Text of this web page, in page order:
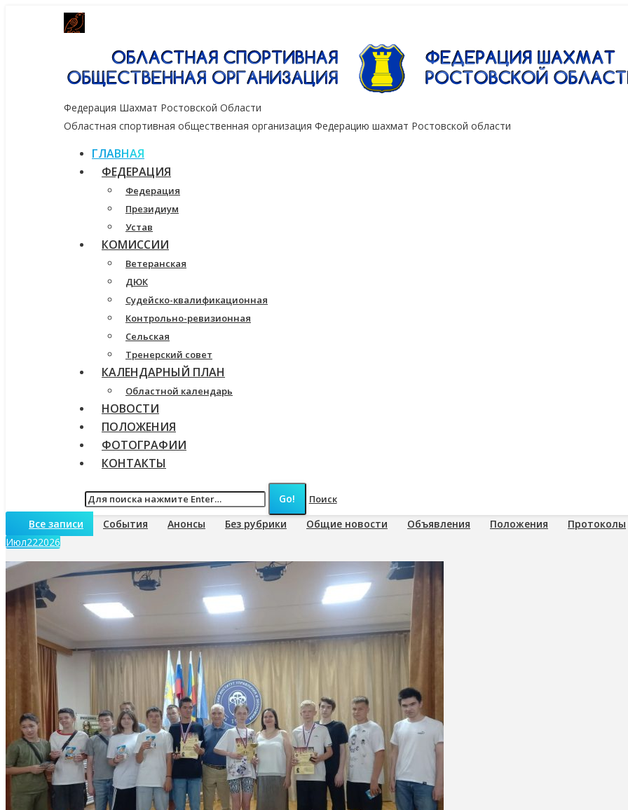
Федерация Шахмат Ростовской Области
Областная спортивная общественная организация Федерацию шахмат Ростовской области
ГЛАВНАЯ
ФЕДЕРАЦИЯ
Федерация
Президиум
Устав
КОМИССИИ
Ветеранская
ДЮК
Судейско-квалификационная
Контрольно-ревизионная
Сельская
Тренерский совет
КАЛЕНДАРНЫЙ ПЛАН
Областной календарь
НОВОСТИ
ПОЛОЖЕНИЯ
ФОТОГРАФИИ
КОНТАКТЫ
Поиск
Все записи События Анонсы Без рубрики Общие новости Объявления Положения
Протоколы
Июл222026